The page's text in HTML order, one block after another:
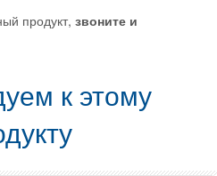
продукт, звоните и
к этому